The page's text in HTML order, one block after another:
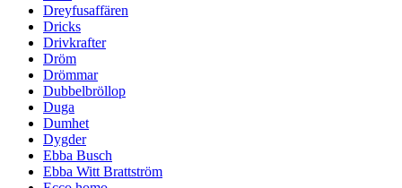
Dreyfusaffären
Dricks
Drivkrafter
Dröm
Drömmar
Dubbelbröllop
Duga
Dumhet
Dygder
Ebba Busch
Ebba Witt Brattström